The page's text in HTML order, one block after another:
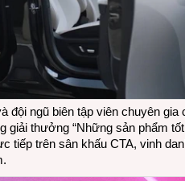
đội ngũ biên tập viên chuyên gia
giải thưởng “Những sản phẩm
tiếp trên sân khấu CTA, vinh